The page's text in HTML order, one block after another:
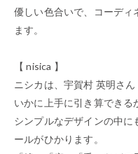
優しい色合いで、コーディ
ます。
【 nisica 】
ニシカは、宇賀村 英明さん
いかに上手に引き算できる
シンプルなデザインの中に
ールがひかります。